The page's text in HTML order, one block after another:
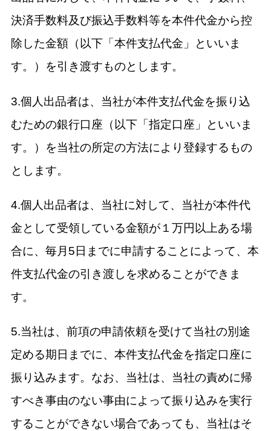
決済手数料及び振込手数料等を本件代金から控
除した金額（以下「本件支払代金」といいま
す。）を引き渡すものとします。
3.個人出品者は、当社が本件支払代金を振り込
むための銀行口座（以下「指定口座」といいま
す。）を当社の所定の方法により登録するもの
とします。
4.個人出品者は、当社に対して、当社が本件代
金として受領している金額が１万円以上ある場
合に、毎月5日までに申請することによって、本
件支払代金の引き渡しを求めることができま
す。
5.当社は、前項の申請依頼を受けて当社の別途
定める期日までに、本件支払代金を指定口座に
振り込みます。なお、当社は、当社の責めに帰
すべき事由のない事由によって振り込みを実行
することができない場合であっても、当社はそ